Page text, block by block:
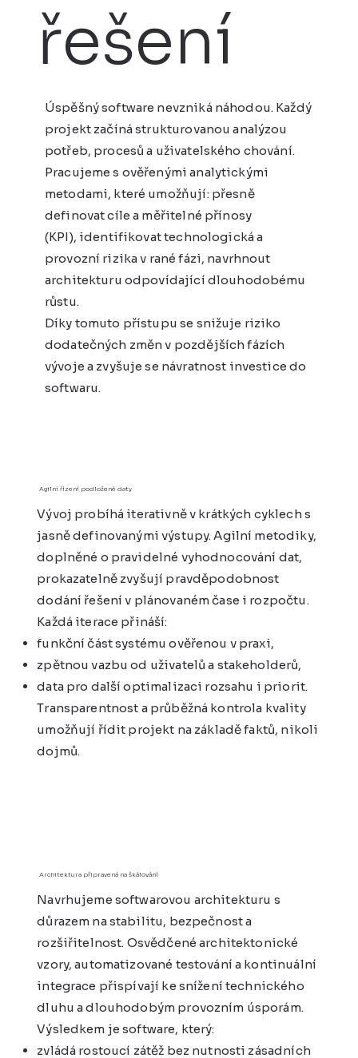
řešení
Úspěšný software nevzniká náhodou. Každý
projekt začíná strukturovanou analýzou
potřeb, procesů a uživatelského chování.
Pracujeme s ověřenými analytickými
metodami, které umožňují: přesně
definovat cíle a měřitelné přínosy
(KPI), identifikovat technologická a
provozní rizika v rané fázi, navrhnout
architekturu odpovídající dlouhodobému
růstu.
Díky tomuto přístupu se snižuje riziko
dodatečných změn v pozdějších fázích
vývoje a zvyšuje se návratnost investice do
softwaru.
Agilní řízení podložené daty
Vývoj probíhá iterativně v krátkých cyklech s
jasně definovanými výstupy. Agilní metodiky,
doplněné o pravidelné vyhodnocování dat,
prokazatelně zvyšují pravděpodobnost
dodání řešení v plánovaném čase i rozpočtu.
Každá iterace přináší:
funkční část systému ověřenou v praxi,
zpětnou vazbu od uživatelů a stakeholderů,
data pro další optimalizaci rozsahu i priorit.
Transparentnost a průběžná kontrola kvality
umožňují řídit projekt na základě faktů, nikoli
dojmů.
Architektura připravená na škálování
Navrhujeme softwarovou architekturu s
důrazem na stabilitu, bezpečnost a
rozšiřitelnost. Osvědčené architektonické
vzory, automatizované testování a kontinuální
integrace přispívají ke snížení technického
dluhu a dlouhodobým provozním úsporám.
Výsledkem je software, který:
zvládá rostoucí zátěž bez nutnosti zásadních